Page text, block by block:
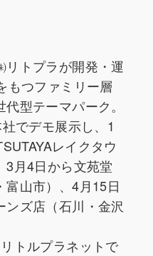
リトプラが開発・運
もつファミリー層
型テーマパーク。
でデモ展示し、1
レイクタウ
3月4日から文苑堂
山市）、4月15日
ズ店（石川・金沢
トルプラネットで